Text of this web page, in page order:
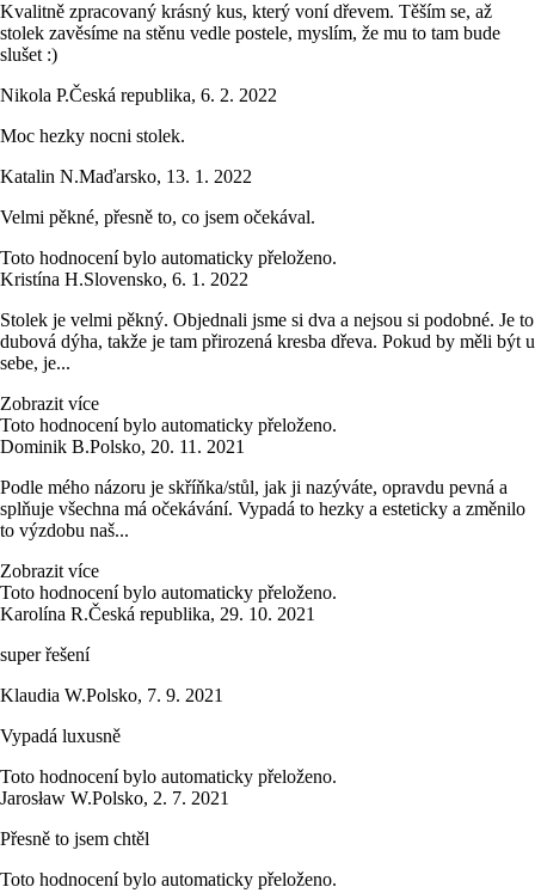
Kvalitně zpracovaný krásný kus, který voní dřevem. Těším se, až
stolek zavěsíme na stěnu vedle postele, myslím, že mu to tam bude
slušet :)
Nikola P.Česká republika, 6. 2. 2022
Moc hezky nocni stolek.
Katalin N.Maďarsko, 13. 1. 2022
Velmi pěkné, přesně to, co jsem očekával.
Toto hodnocení bylo automaticky přeloženo.
Kristína H.Slovensko, 6. 1. 2022
Stolek je velmi pěkný. Objednali jsme si dva a nejsou si podobné. Je to
dubová dýha, takže je tam přirozená kresba dřeva. Pokud by měli být u
sebe, je...
Zobrazit více
Toto hodnocení bylo automaticky přeloženo.
Dominik B.Polsko, 20. 11. 2021
Podle mého názoru je skříňka/stůl, jak ji nazýváte, opravdu pevná a
splňuje všechna má očekávání. Vypadá to hezky a esteticky a změnilo
to výzdobu naš...
Zobrazit více
Toto hodnocení bylo automaticky přeloženo.
Karolína R.Česká republika, 29. 10. 2021
super řešení
Klaudia W.Polsko, 7. 9. 2021
Vypadá luxusně
Toto hodnocení bylo automaticky přeloženo.
Jarosław W.Polsko, 2. 7. 2021
Přesně to jsem chtěl
Toto hodnocení bylo automaticky přeloženo.